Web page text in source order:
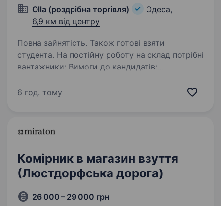
Olla (роздрібна торгівля)
Одеса,
6,9 км від центру
Повна зайнятість. Також готові взяти
студента. На постійну роботу на склад потрібні
вантажники: Вимоги до кандидатів:
комунікабельність, уміння працювати
6 год. тому
Комірник в магазин взуття
(Люстдорфська дорога)
26 000 – 29 000 грн